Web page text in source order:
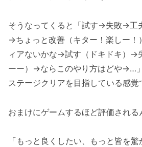
そうなってくると「試す→失敗→工
→ちょっと改善（キター！楽しー
ィアないかな→試す（ドキドキ）→
ーー）→ならこのやり方はどや→…
ステージクリアを目指している感覚
おまけにゲームするほど評価される
「もっと良くしたい、もっと皆を